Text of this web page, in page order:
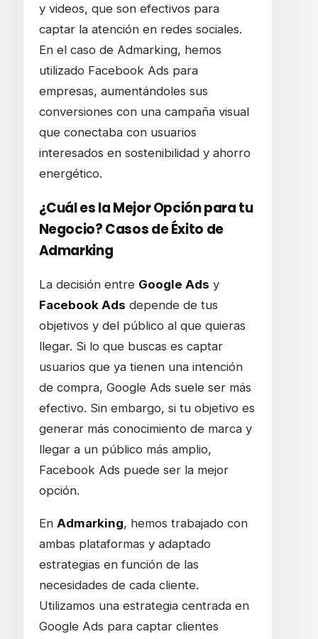
y videos, que son efectivos para
captar la atención en redes sociales.
En el caso de Admarking, hemos
utilizado Facebook Ads para
empresas, aumentándoles sus
conversiones con una campaña visual
que conectaba con usuarios
interesados en sostenibilidad y ahorro
energético.
¿Cuál es la Mejor Opción para tu
Negocio? Casos de Éxito de
Admarking
La decisión entre Google Ads y
Facebook Ads depende de tus
objetivos y del público al que quieras
llegar. Si lo que buscas es captar
usuarios que ya tienen una intención
de compra, Google Ads suele ser más
efectivo. Sin embargo, si tu objetivo es
generar más conocimiento de marca y
llegar a un público más amplio,
Facebook Ads puede ser la mejor
opción.
En Admarking, hemos trabajado con
ambas plataformas y adaptado
estrategias en función de las
necesidades de cada cliente.
Utilizamos una estrategia centrada en
Google Ads para captar clientes